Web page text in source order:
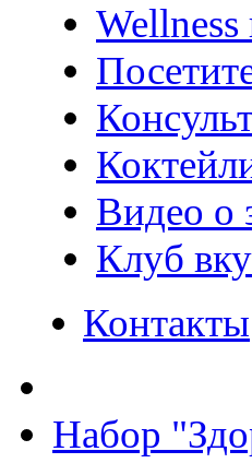
Видео о
Клуб
Контакты
Набор